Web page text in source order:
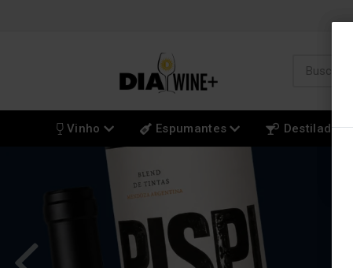
Vinho Espumantes Destilados